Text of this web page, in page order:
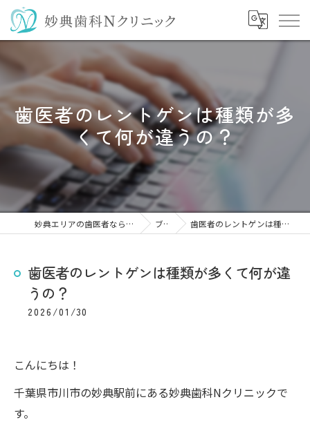
歯医者のレントゲンは種類が多
くて何が違うの？
妙典エリアの歯医者なら妙典歯科Nクリニック ブログ 歯医者のレントゲンは種類が多くて何が違うの？
歯医者のレントゲンは種類が多くて何が違
うの？
2026/01/30
こんにちは！
千葉県市川市の妙典駅前にある妙典歯科Nクリニックで
す。